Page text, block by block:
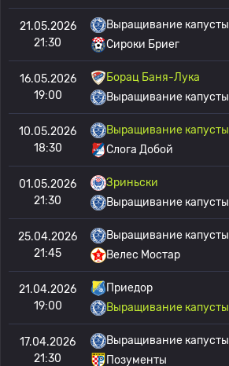
21.05.2026
21:30
Выращивание капусты
Сироки Бриег
16.05.2026
19:00
Борац Баня-Лука
Выращивание капусты
10.05.2026
18:30
Выращивание капусты
Слога Добой
01.05.2026
21:30
Зриньски
Выращивание капусты
25.04.2026
21:45
Выращивание капусты
Велес Мостар
21.04.2026
19:00
Приедор
Выращивание капусты
17.04.2026
21:30
Выращивание капусты
Позументы